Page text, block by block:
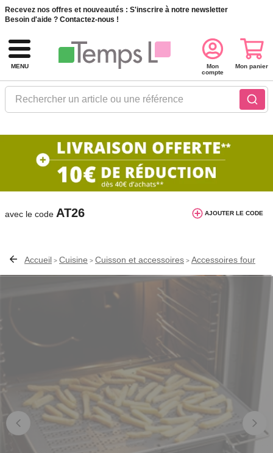
Recevez nos offres et nouveautés : S'inscrire à notre newsletter
Besoin d'aide ? Contactez-nous !
MENU
Rechercher un article ou une référence
Mon
compte
Mon panier
10€ de réduction dès 40€ d'achat. Offre
valable du 03/08/2026 au 12/08/2026.
avec le code AT26 AJOUTER LE CODE
Accueil > Cuisine > Cuisson et accessoires > Accessoires four